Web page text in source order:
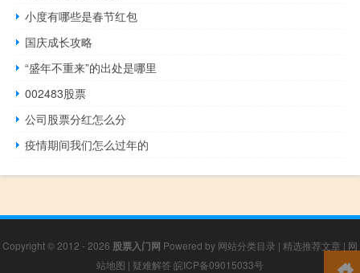
小度有哪些是春节红包
国庆成长攻略
“盛年不重来”的出处是哪里
002483股票
公司股票分红怎么分
疫情期间我们怎么过年的
Copyright © 2012 - 2026 股票入门网 Powered by 网站分类目录 | 精选推荐文章 | 网
站地图 | 疑难解答 皖ICP备09015033号